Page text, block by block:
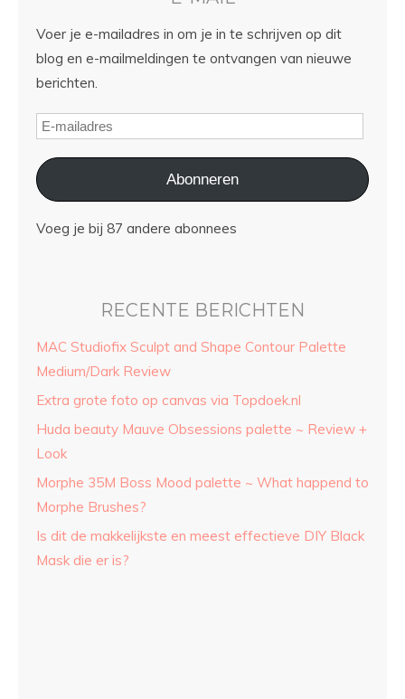
Voer je e-mailadres in om je in te schrijven op dit
blog en e-mailmeldingen te ontvangen van nieuwe
berichten.
Abonneren
Voeg je bij 87 andere abonnees
RECENTE BERICHTEN
MAC Studiofix Sculpt and Shape Contour Palette
Medium/Dark Review
Extra grote foto op canvas via Topdoek.nl
Huda beauty Mauve Obsessions palette ~ Review +
Look
Morphe 35M Boss Mood palette ~ What happend to
Morphe Brushes?
Is dit de makkelijkste en meest effectieve DIY Black
Mask die er is?